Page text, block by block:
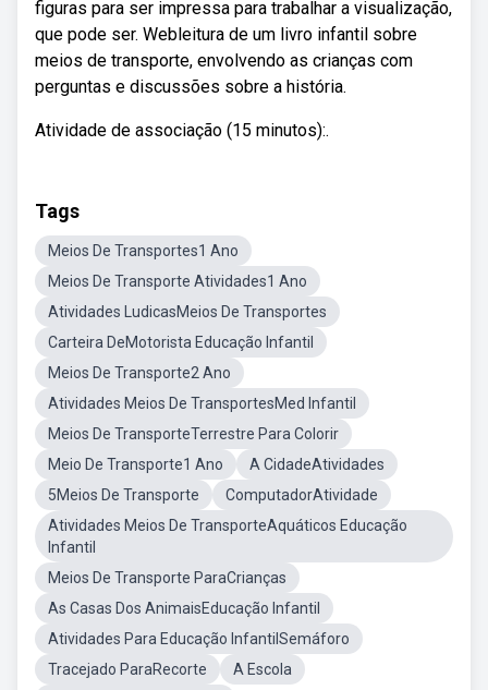
figuras para ser impressa para trabalhar a visualização,
que pode ser. Webleitura de um livro infantil sobre
meios de transporte, envolvendo as crianças com
perguntas e discussões sobre a história.
Atividade de associação (15 minutos):.
Tags
Meios De Transportes1 Ano
Meios De Transporte Atividades1 Ano
Atividades LudicasMeios De Transportes
Carteira DeMotorista Educação Infantil
Meios De Transporte2 Ano
Atividades Meios De TransportesMed Infantil
Meios De TransporteTerrestre Para Colorir
Meio De Transporte1 Ano
A CidadeAtividades
5Meios De Transporte
ComputadorAtividade
Atividades Meios De TransporteAquáticos Educação
Infantil
Meios De Transporte ParaCrianças
As Casas Dos AnimaisEducação Infantil
Atividades Para Educação InfantilSemáforo
Tracejado ParaRecorte
A Escola